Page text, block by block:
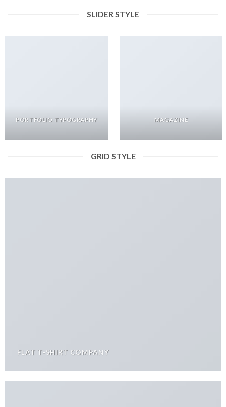
SLIDER STYLE
PORTFOLIO TYPOGRAPHY MAGAZINE
GRID STYLE
FLAT T-SHIRT COMPANY